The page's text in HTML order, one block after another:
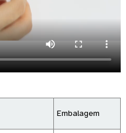
Embalagem